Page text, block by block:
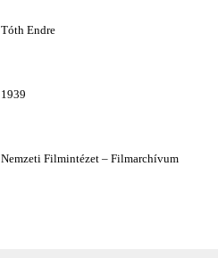
Tóth Endre
1939
Nemzeti Filmintézet – Filmarchívum